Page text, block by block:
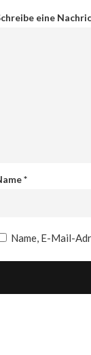
eine
*
Name, E-Mail-